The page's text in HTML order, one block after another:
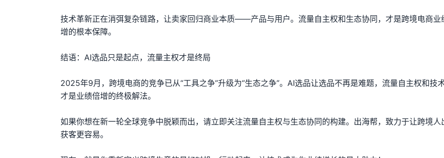
技术革新正在消弭复杂链路，让卖家回归商业本质——产品与用户。流量自主权和生态协同，才是跨境电商业
增的根本保障。
结语：AI选品只是起点，流量主权才是终局
2025年9月，跨境电商的竞争已从“工具之争”升级为“生态之争”。AI选品让选品不再是难题，流量自主权和技
才是业绩倍增的终极解法。
如果你想在新一轮全球竞争中脱颖而出，请立即关注流量自主权与生态协同的构建。出海帮，致力于让跨境人
获客更容易。